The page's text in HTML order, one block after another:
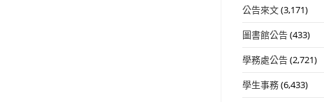
公告來文(3,171)
圖書館公告(433)
學務處公告(2,721)
學生事務(6,433)